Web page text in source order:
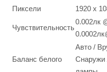
Пиксели
1920 x
Чувствительность
0.002лк
Баланс белого
Авто /
Снаружи